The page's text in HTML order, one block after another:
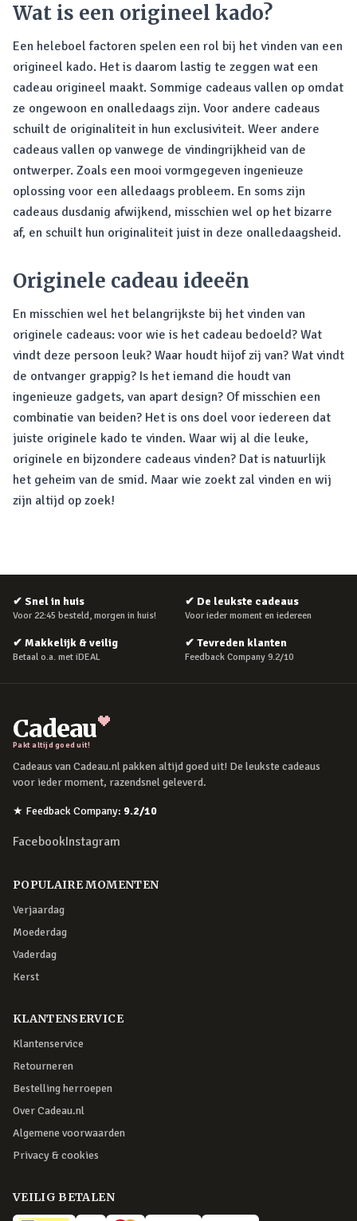
Wat is een origineel kado?
Een heleboel factoren spelen een rol bij het vinden van een
origineel kado. Het is daarom lastig te zeggen wat een
cadeau origineel maakt. Sommige cadeaus vallen op omdat
ze ongewoon en onalledaags zijn. Voor andere cadeaus
schuilt de originaliteit in hun exclusiviteit. Weer andere
cadeaus vallen op vanwege de vindingrijkheid van de
ontwerper. Zoals een mooi vormgegeven ingenieuze
oplossing voor een alledaags probleem. En soms zijn
cadeaus dusdanig afwijkend, misschien wel op het bizarre
af, en schuilt hun originaliteit juist in deze onalledaagsheid.
Originele cadeau ideeën
En misschien wel het belangrijkste bij het vinden van
originele cadeaus: voor wie is het cadeau bedoeld? Wat
vindt deze persoon leuk? Waar houdt hijof zij van? Wat vindt
de ontvanger grappig? Is het iemand die houdt van
ingenieuze gadgets, van apart design? Of misschien een
combinatie van beiden? Het is ons doel voor iedereen dat
juiste originele kado te vinden. Waar wij al die leuke,
originele en bijzondere cadeaus vinden? Dat is natuurlijk
het geheim van de smid. Maar wie zoekt zal vinden en wij
zijn altijd op zoek!
✔ Snel in huis
Voor 22:45 besteld, morgen in huis!
✔ De leukste cadeaus
Voor ieder moment en iedereen
✔ Makkelijk & veilig
Betaal o.a. met iDEAL
✔ Tevreden klanten
Feedback Company 9.2/10
Cadeau
Pakt altijd goed uit!
Cadeaus van Cadeau.nl pakken altijd goed uit! De leukste cadeaus
voor ieder moment, razendsnel geleverd.
★ Feedback Company: 9.2/10
FacebookInstagram
POPULAIRE MOMENTEN
Verjaardag
Moederdag
Vaderdag
Kerst
KLANTENSERVICE
Klantenservice
Retourneren
Bestelling herroepen
Over Cadeau.nl
Algemene voorwaarden
Privacy & cookies
VEILIG BETALEN